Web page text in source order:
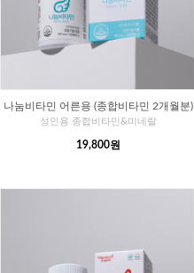
나눔비타민 어른용 (종합비타민 2개월분)
성인용 종합비타민&미네랄
19,800원